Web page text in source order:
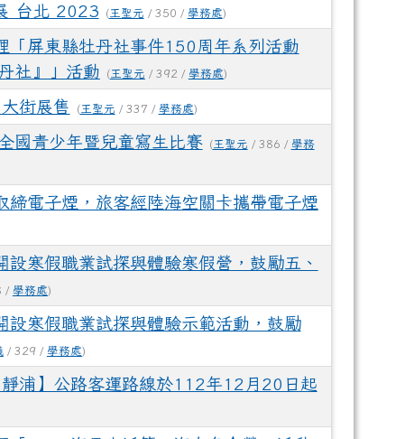
台北 2023 (王聖元 / 350 / 學務處)
「屏東縣牡丹社事件150周年系列活動
社』」活動
(王聖元 / 392 / 學務處)
街展售 (王聖元 / 337 / 學務處)
國青少年暨兒童寫生比賽 (王聖元 / 386 / 學務
締電子煙，旅客經陸海空關卡攜帶電子煙
設寒假職業試探與體驗寒假營，鼓勵五、
/ 學務處)
設寒假職業試探與體驗示範活動，鼓勵
/ 329 / 學務處)
靜浦】公路客運路線於112年12月20日起